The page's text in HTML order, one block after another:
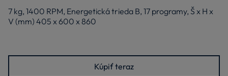
7 kg, 1400 RPM, Energetická trieda B, 17 programy, Š x H x
V (mm) 405 x 600 x 860
Kúpiť teraz